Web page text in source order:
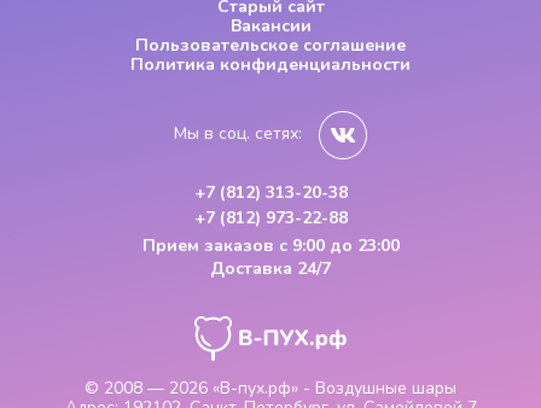
© 2008 — 2026 «В-пух.рф» - Воздушные шары
Старый сайт
Вакансии
Пользовательское соглашение
Политика конфиденциальности
Мы в соц. сетях:
+7 (812) 313-20-38
+7 (812) 973-22-88
Прием заказов с 9:00 до 23:00
Доставка 24/7